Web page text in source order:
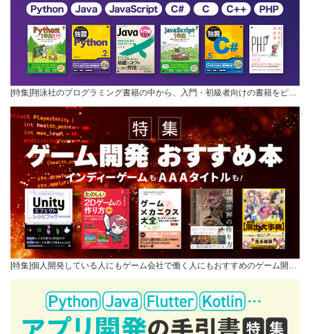
[特集]翔泳社のプログラミング書籍の中から、入門・初級者向けの書籍をピ…
[特集]個人開発している人にもゲーム会社で働く人にもおすすめのゲーム開…